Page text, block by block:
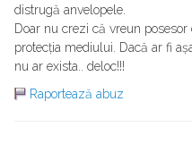
distrugă anvelopele.
Doar nu crezi că vreun
protecția mediului. Dacă ar fi
nu ar exista.. deloc!!!
Raportează abuz